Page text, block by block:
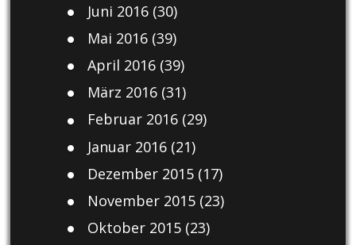
Juni 2016(30)
Mai 2016(39)
April 2016(39)
März 2016(31)
Februar 2016(29)
Januar 2016(21)
Dezember 2015(17)
November 2015(23)
Oktober 2015(23)